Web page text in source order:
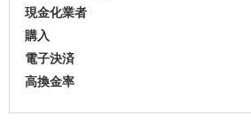
現金化業者
購入
電子決済
高換金率